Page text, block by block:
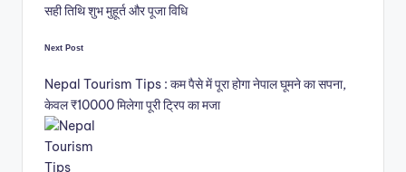
Post
navigation
सही तिथि शुभ मुहूर्त और पूजा विधि
Next Post
Nepal Tourism Tips : कम पैसे में पूरा होगा नेपाल घूमने का सपना,
केवल ₹10000 मिलेगा पूरी ट्रिप का मजा